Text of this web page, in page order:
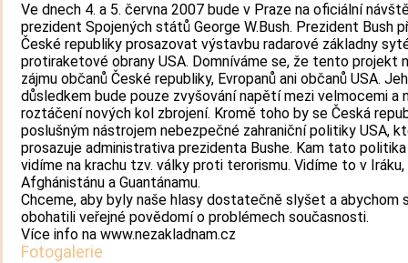
Ve dnech 4. a 5. června 2007 bude v Praze na oficiální
prezident Spojených států George W.Bush. Prezident Bush
České republiky prosazovat výstavbu radarové základny
protiraketové obrany USA. Domníváme se, že tento projekt
zájmu občanů České republiky, Evropanů ani občanů USA.
důsledkem bude pouze zvyšování napětí mezi velmocemi a
roztáčení nových kol zbrojení. Kromě toho by se Česká
poslušným nástrojem nebezpečné zahraniční politiky USA,
prosazuje administrativa prezidenta Bushe. Kam tato
vidíme na krachu tzv. války proti terorismu. Vidíme to v Iráku,
Afghánistánu a Guantánamu.
Chceme, aby byly naše hlasy dostatečně slyšet a abychom
obohatili veřejné povědomí o problémech současnosti.
Více info na www.nezakladnam.cz
Fotogalerie